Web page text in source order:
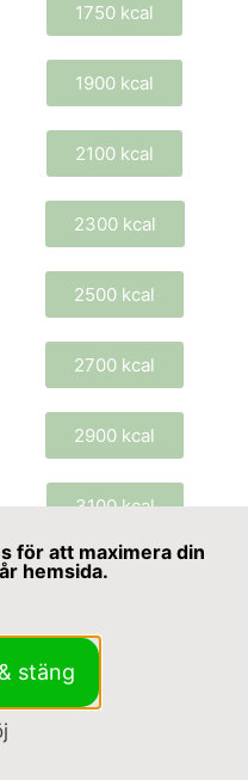
1750 kcal
1900 kcal
2100 kcal
2300 kcal
2500 kcal
2700 kcal
2900 kcal
3100 kcal
för att maximera din
hemsida.
stäng